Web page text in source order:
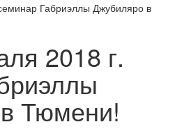
Габриэллы Джубиляро в
2018 г.
Тюмени!